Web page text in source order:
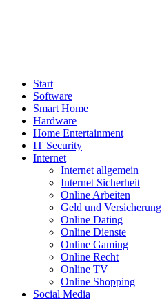
Start
Software
Smart Home
Hardware
Home Entertainment
IT Security
Internet
Internet allgemein
Internet Sicherheit
Online Arbeiten
Geld und Versicherung
Online Dating
Online Dienste
Online Gaming
Online Recht
Online TV
Online Shopping
Social Media